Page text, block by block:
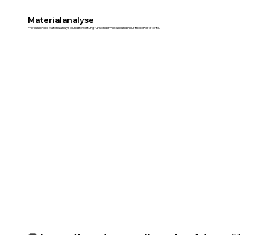
Materialanalyse
Professionelle Materialanalyse und Bewertung für Sondermetalle und industrielle Reststoffe.